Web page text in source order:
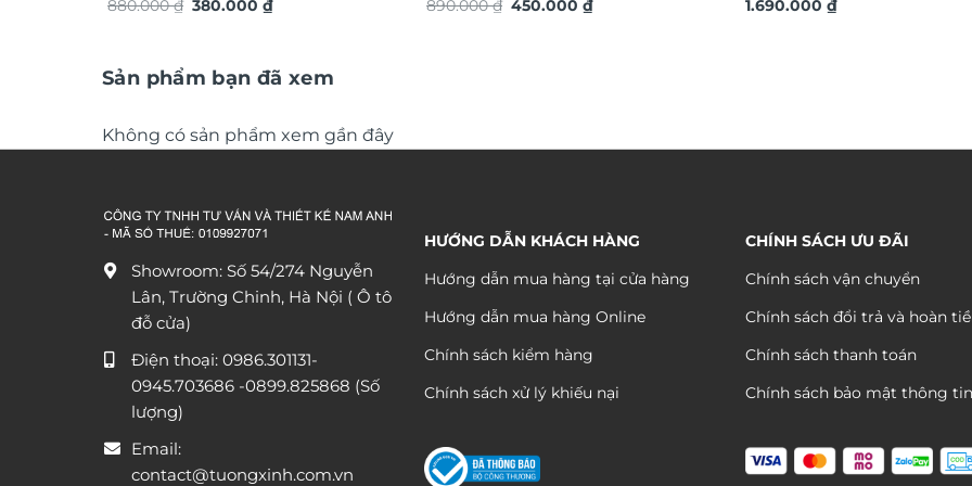
880.000₫ Giá
380.000₫Giá
380.000 ₫.
TG4916S
890.000₫ Giá
450.000₫Giá
xuôi gió TDV19
1.690.000 ₫
Sản phẩm bạn đã xem
Không có sản phẩm xem gần đây
Showroom: Số 54/274 Nguyễn
Lân, Trường Chinh, Hà Nội ( Ô tô
đỗ cửa)
Điện thoại: 0986.301131-
0945.703686 -0899.825868 (Số
lượng)
Email:
contact@tuongxinh.com.vn
HƯỚNG DẪN KHÁCH HÀNG
Hướng dẫn mua hàng tại cửa hàng
Hướng dẫn mua hàng Online
Chính sách kiểm hàng
Chính sách xử lý khiếu nại
CHÍNH SÁCH ƯU ĐÃI
Chính sách vận chuyển
Chính sách đổi trả và hoàn
Chính sách thanh toán
Chính sách bảo mật thông tin